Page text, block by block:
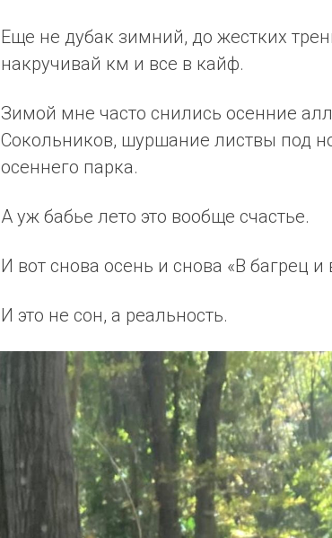
Еще не дубак зимний, до жестких
накручивай км и все в кайф.
Зимой мне часто снились осенние
Сокольников, шуршание листвы под
осеннего парка.
А уж бабье лето это вообще счастье.
И вот снова осень и снова «В багрец и
И это не сон, а реальность.